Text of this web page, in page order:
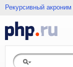
Рекурсивный акроним